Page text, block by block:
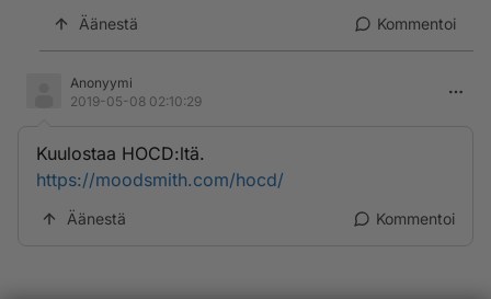
sipsuttava tai muuten naismainen, kavereiden kanssa
ei saa hiplailla tai näitä halata tai pussailla edes
kännissä. Tätä näkee nykypojilla aika usein. Vaatteet
tulee olla miehekkäät, eli siistit paita ja housut, ei
mitään "muotikuteita", ne ovat pääosin homomaisia.
Tässä jotain, mutta kuten sanottu, miehekäs olemus on
kokonaisvaltainen! Sitä on vaikea jakaa pieniin osiin.
Äänestä Kommentoi
Anonyymi
2019-05-08 02:10:29
Kuulostaa HOCD:ltä.
https://moodsmith.com/hocd/
Äänestä Kommentoi